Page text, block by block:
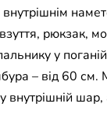
рюкзак,
у
– від 60 см.
внутрішній